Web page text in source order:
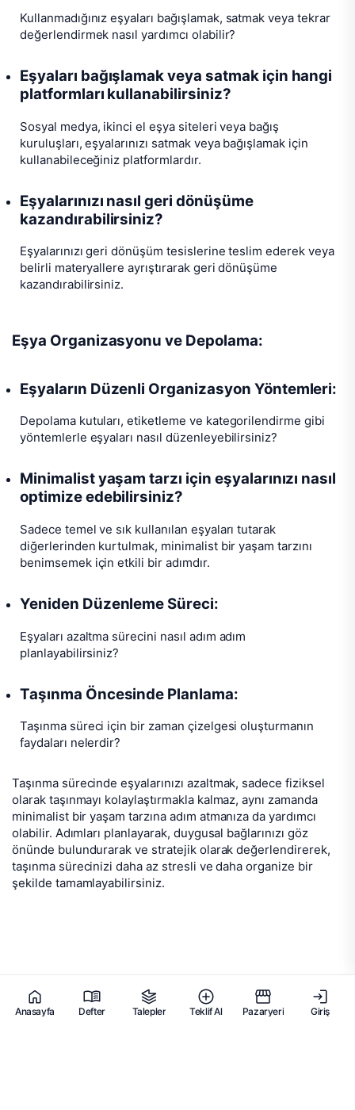
Anasayfa Defter Talepler Teklif Al Pazaryeri Giriş
Kullanmadığınız eşyaları bağışlamak, satmak veya tekrar
değerlendirmek nasıl yardımcı olabilir?
Eşyaları bağışlamak veya satmak için hangi
platformları kullanabilirsiniz?
Sosyal medya, ikinci el eşya siteleri veya bağış
kuruluşları, eşyalarınızı satmak veya bağışlamak için
kullanabileceğiniz platformlardır.
Eşyalarınızı nasıl geri dönüşüme
kazandırabilirsiniz?
Eşyalarınızı geri dönüşüm tesislerine teslim ederek veya
belirli materyallere ayrıştırarak geri dönüşüme
kazandırabilirsiniz.
Eşya Organizasyonu ve Depolama:
Eşyaların Düzenli Organizasyon Yöntemleri:
Depolama kutuları, etiketleme ve kategorilendirme gibi
yöntemlerle eşyaları nasıl düzenleyebilirsiniz?
Minimalist yaşam tarzı için eşyalarınızı nasıl
optimize edebilirsiniz?
Sadece temel ve sık kullanılan eşyaları tutarak
diğerlerinden kurtulmak, minimalist bir yaşam tarzını
benimsemek için etkili bir adımdır.
Yeniden Düzenleme Süreci:
Eşyaları azaltma sürecini nasıl adım adım
planlayabilirsiniz?
Taşınma Öncesinde Planlama:
Taşınma süreci için bir zaman çizelgesi oluşturmanın
faydaları nelerdir?
Taşınma sürecinde eşyalarınızı azaltmak, sadece fiziksel
olarak taşınmayı kolaylaştırmakla kalmaz, aynı zamanda
minimalist bir yaşam tarzına adım atmanıza da yardımcı
olabilir. Adımları planlayarak, duygusal bağlarınızı göz
önünde bulundurarak ve stratejik olarak değerlendirerek,
taşınma sürecinizi daha az stresli ve daha organize bir
şekilde tamamlayabilirsiniz.